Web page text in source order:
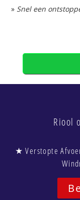
» Snel een
Riool
★ Verstopte